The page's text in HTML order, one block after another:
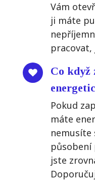
Vám
ji máte
pracovat,
Co když
Pokud
máte
nemusíte
působení
jste